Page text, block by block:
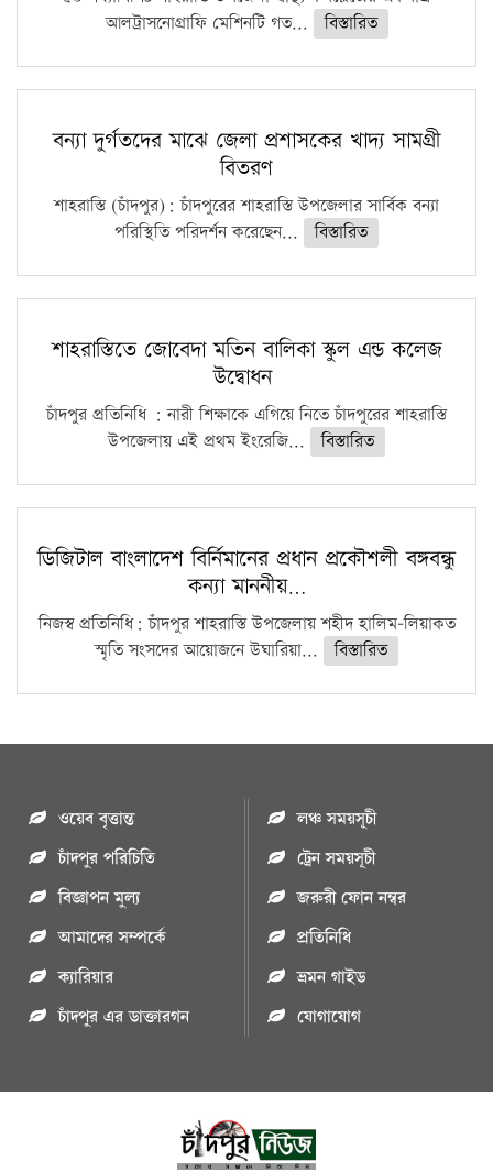
আলট্রাসনোগ্রাফি মেশিনটি গত...
বিস্তারিত
বন্যা দুর্গতদের মাঝে জেলা প্রশাসকের খাদ্য সামগ্রী
বিতরণ
শাহরাস্তি (চাঁদপুর): চাঁদপুরের শাহরাস্তি উপজেলার সার্বিক বন্যা
পরিস্থিতি পরিদর্শন করেছেন...
বিস্তারিত
শাহরাস্তিতে জোবেদা মতিন বালিকা স্কুল এন্ড কলেজ
উদ্বোধন
চাঁদপুর প্রতিনিধি : নারী শিক্ষাকে এগিয়ে নিতে চাঁদপুরের শাহরাস্তি
উপজেলায় এই প্রথম ইংরেজি...
বিস্তারিত
ডিজিটাল বাংলাদেশ বির্নিমানের প্রধান প্রকৌশলী বঙ্গবন্ধু
কন্যা মাননীয়…
নিজস্ব প্রতিনিধি: চাঁদপুর শাহরাস্তি উপজেলায় শহীদ হালিম-লিয়াকত
স্মৃতি সংসদের আয়োজনে উঘারিয়া...
বিস্তারিত
ওয়েব বৃত্তান্ত
চাঁদপুর পরিচিতি
বিজ্ঞাপন মুল্য
আমাদের সম্পর্কে
ক্যারিয়ার
চাঁদপুর এর ডাক্তারগন
লঞ্চ সময়সূচী
ট্রেন সময়সূচী
জরুরী ফোন নম্বর
প্রতিনিধি
ভ্রমন গাইড
যোগাযোগ